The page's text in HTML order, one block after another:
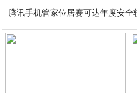
腾讯手机管家位居赛可达年度安全